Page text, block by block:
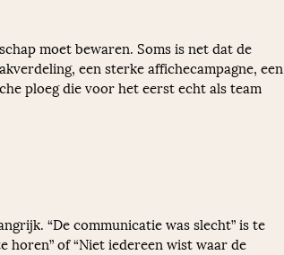
moet bewaren. Soms is net dat de
een sterke affichecampagne, een
ploeg die voor het eerst echt als team
“De communicatie was slecht” is te
horen” of “Niet iedereen wist waar de